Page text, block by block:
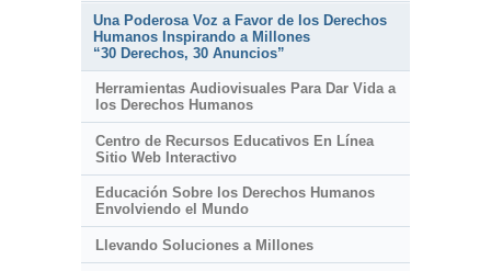
Una Poderosa Voz a Favor de los Derechos
Humanos Inspirando a Millones
“30 Derechos, 30 Anuncios”
Herramientas Audiovisuales Para Dar Vida a
los Derechos Humanos
Centro de Recursos Educativos En Línea
Sitio Web Interactivo
Educación Sobre los Derechos Humanos
Envolviendo el Mundo
Llevando Soluciones a Millones